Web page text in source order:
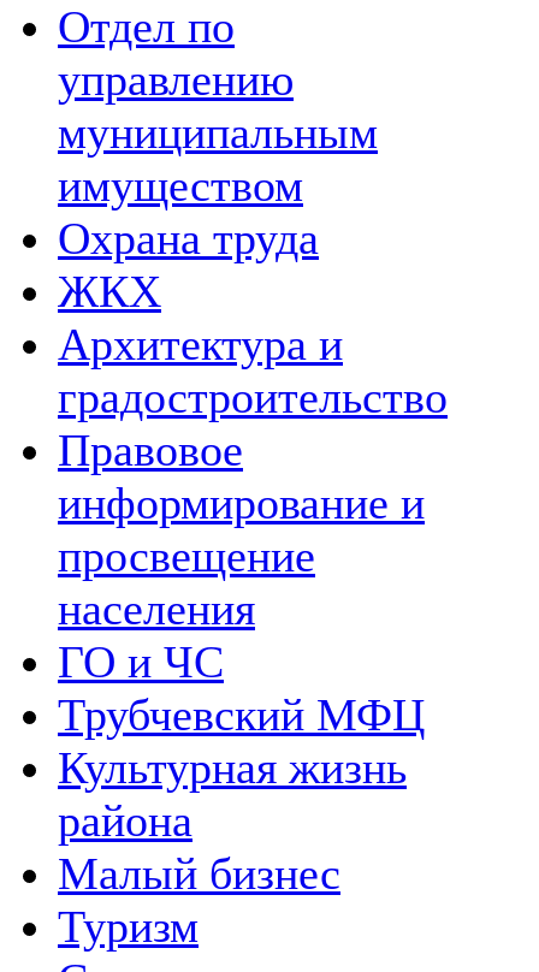
Отдел по
управлению
муниципальным
имуществом
Охрана труда
ЖКХ
Архитектура и
градостроительство
Правовое
информирование и
просвещение
населения
ГО и ЧС
Трубчевский МФЦ
Культурная жизнь
района
Малый бизнес
Туризм